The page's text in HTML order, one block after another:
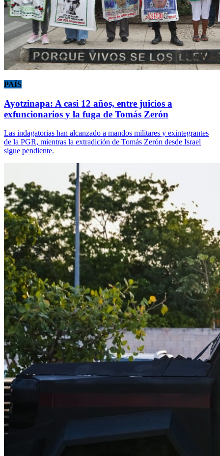
PAÍS
Ayotzinapa: A casi 12 años, entre juicios a
exfuncionarios y la fuga de Tomás Zerón
Las indagatorias han alcanzado a mandos militares y exintegrantes
de la PGR, mientras la extradición de Tomás Zerón desde Israel
sigue pendiente.